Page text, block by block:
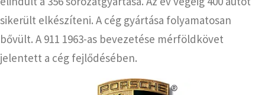
sikerült elkészíteni. A cég gyártása folyamatosan
bővült. A 911 1963-as bevezetése mérföldkövet
jelentett a cég fejlődésében.